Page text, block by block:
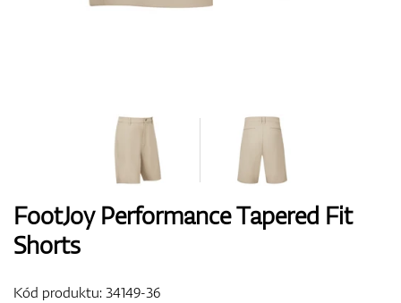
FootJoy Performance Tapered Fit
Shorts
Kód produktu:34149-36